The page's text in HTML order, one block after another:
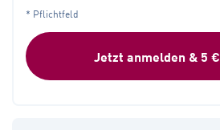
* Pflichtfeld
Jetzt anmelden & 5